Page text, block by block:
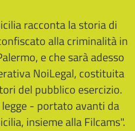
racconta la storia di
alla criminalità in
e che sarà adesso
NoiLegal, costituita
del pubblico esercizio.
- portato avanti da
insieme alla Filcams".